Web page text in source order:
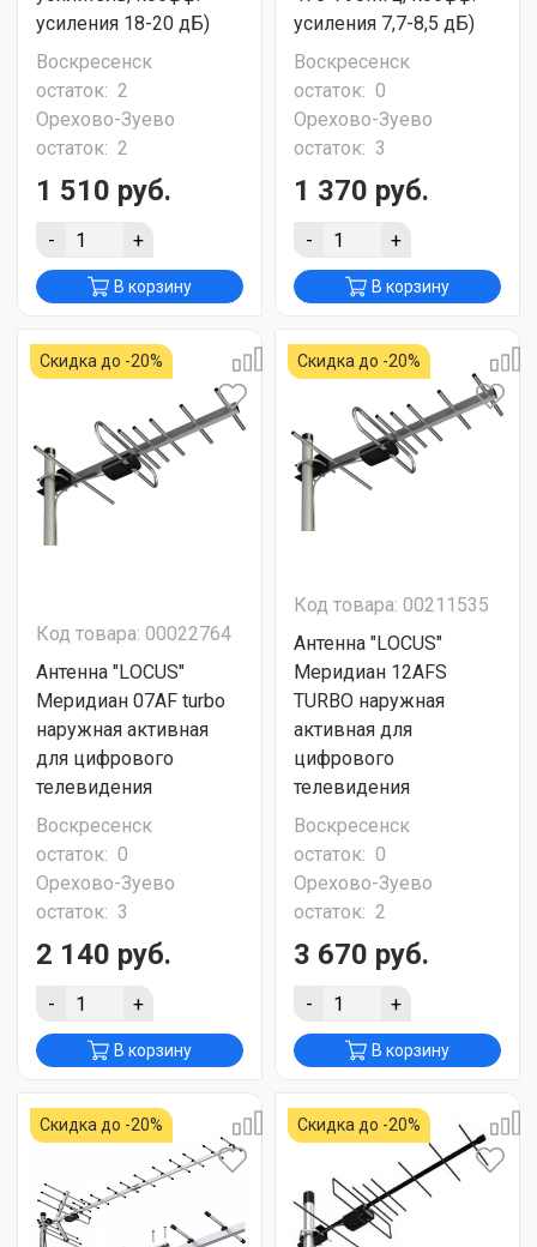
усиления 18-20 дБ)
Воскресенск
остаток: 2
Орехово-Зуево
остаток: 2
1 510 руб.
- +
В корзину
усиления 7,7-8,5 дБ)
Воскресенск
остаток: 0
Орехово-Зуево
остаток: 3
1 370 руб.
- +
В корзину
Скидка до -20%
Код товара: 00022764
Антенна "LОСUS"
Меридиан 07AF turbo
наружная активная
для цифрового
телевидения
Воскресенск
остаток: 0
Орехово-Зуево
остаток: 3
2 140 руб.
- +
В корзину
Скидка до -20%
Код товара: 00211535
Антенна "LОСUS"
Меридиан 12AFS
TURBO наружная
активная для
цифрового
телевидения
Воскресенск
остаток: 0
Орехово-Зуево
остаток: 2
3 670 руб.
- +
В корзину
Скидка до -20% Скидка до -20%